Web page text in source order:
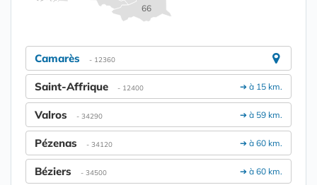
66
Camarès - 12360
➔ à 15 km.
Saint-Affrique - 12400
➔ à 59 km.
Valros - 34290
➔ à 60 km.
Pézenas - 34120
➔ à 60 km.
Béziers - 34500